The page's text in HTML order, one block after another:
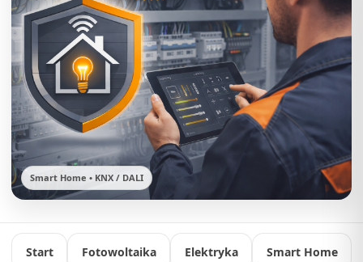
Smart Home • KNX / DALI
Start Fotowoltaika Elektryka Smart Home